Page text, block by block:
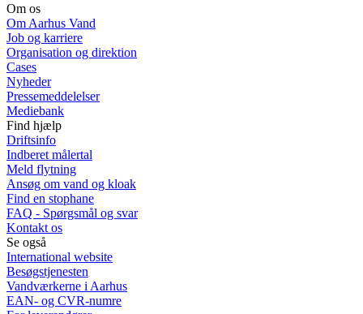
Om os
Om Aarhus Vand
Job og karriere
Organisation og direktion
Cases
Nyheder
Pressemeddelelser
Mediebank
Find hjælp
Driftsinfo
Indberet målertal
Meld flytning
Ansøg om vand og kloak
Find en stophane
FAQ - Spørgsmål og svar
Kontakt os
Se også
International website
Besøgstjenesten
Vandværkerne i Aarhus
EAN- og CVR-numre